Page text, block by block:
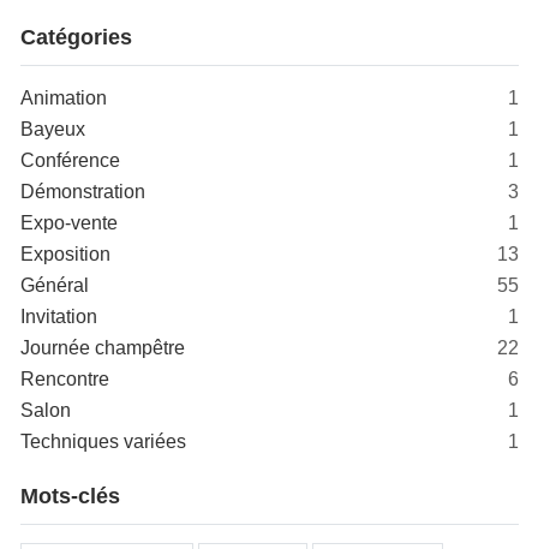
Catégories
Animation
1
Bayeux
1
Conférence
1
Démonstration
3
Expo-vente
1
Exposition
13
Général
55
Invitation
1
Journée champêtre
22
Rencontre
6
Salon
1
Techniques variées
1
Mots-clés